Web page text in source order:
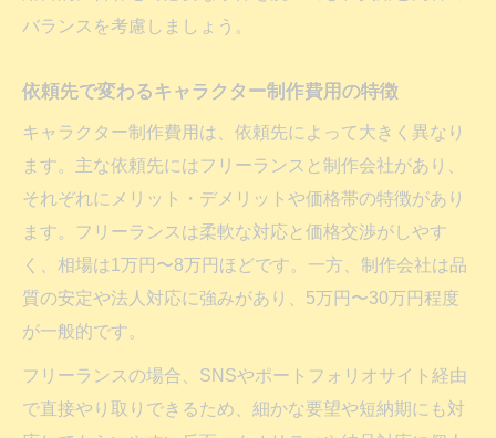
バランスを考慮しましょう。
依頼先で変わるキャラクター制作費用の特徴
キャラクター制作費用は、依頼先によって大きく異なり
ます。主な依頼先にはフリーランスと制作会社があり、
それぞれにメリット・デメリットや価格帯の特徴があり
ます。フリーランスは柔軟な対応と価格交渉がしやす
く、相場は1万円〜8万円ほどです。一方、制作会社は品
質の安定や法人対応に強みがあり、5万円〜30万円程度
が一般的です。
フリーランスの場合、SNSやポートフォリオサイト経由
で直接やり取りできるため、細かな要望や短納期にも対